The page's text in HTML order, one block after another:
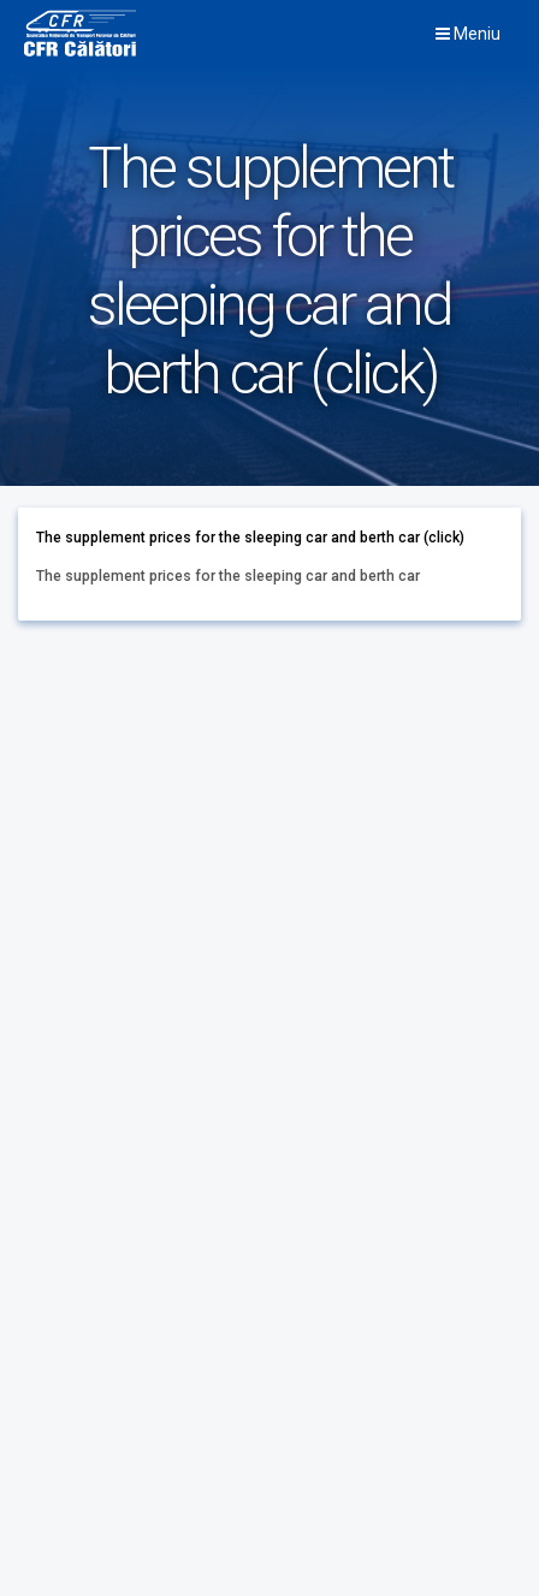
content
Meniu
The supplement
prices for the
sleeping car and
berth car (click)
The supplement prices for the sleeping car and berth car (click)
The supplement prices for the sleeping car and berth car